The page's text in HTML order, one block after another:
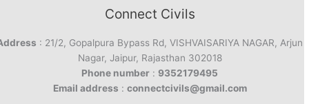
Connect Civils
: 21/2, Gopalpura Bypass Rd, VISHVAISARIYA NAGAR, Arjun
Nagar, Jaipur, Rajasthan 302018
Phone number : 9352179495
Email address : connectcivils@gmail.com